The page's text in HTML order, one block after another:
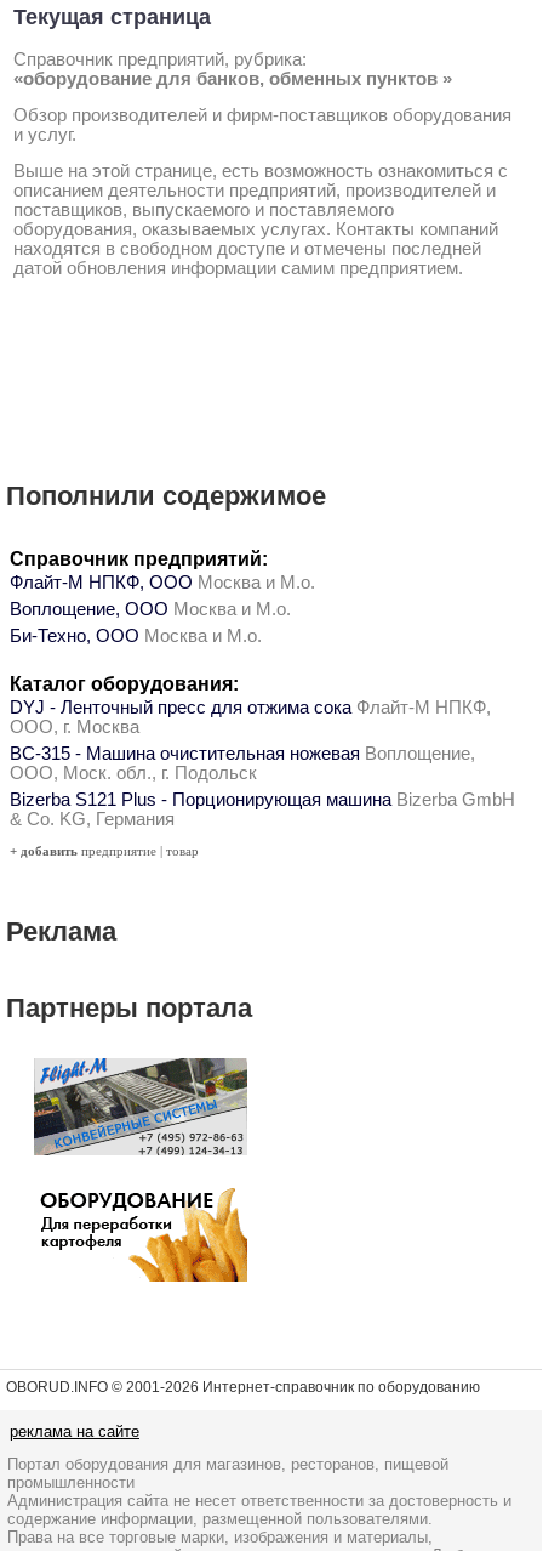
Текущая страница
Справочник предприятий, рубрика:
«оборудование для банков, обменных пунктов »
Обзор производителей и фирм-поставщиков оборудования
и услуг.
Выше на этой странице, есть возможность ознакомиться с
описанием деятельности предприятий, производителей и
поставщиков, выпускаемого и поставляемого
оборудования, оказываемых услугах. Контакты компаний
находятся в свободном доступе и отмечены последней
датой обновления информации самим предприятием.
Пополнили содержимое
Справочник предприятий:
Флайт-М НПКФ, ООО Москва и М.о.
Воплощение, ООО Москва и М.о.
Би-Техно, ООО Москва и М.о.
Каталог оборудования:
DYJ - Ленточный пресс для отжима сока Флайт-М НПКФ,
ООО, г. Москва
ВС-315 - Машина очистительная ножевая Воплощение,
ООО, Моск. обл., г. Подольск
Bizerba S121 Plus - Порционирующая машина Bizerba GmbH
& Co. KG, Германия
+ добавить предприятие | товар
Реклама
Партнеры портала
OBORUD.INFO © 2001-2026 Интернет-справочник по оборудованию
реклама на сайте
Портал оборудования для магазинов, ресторанов, пищевой
промышленности
Администрация сайта не несет ответственности за достоверность и
содержание информации, размещенной пользователями.
Права на все торговые марки, изображения и материалы,